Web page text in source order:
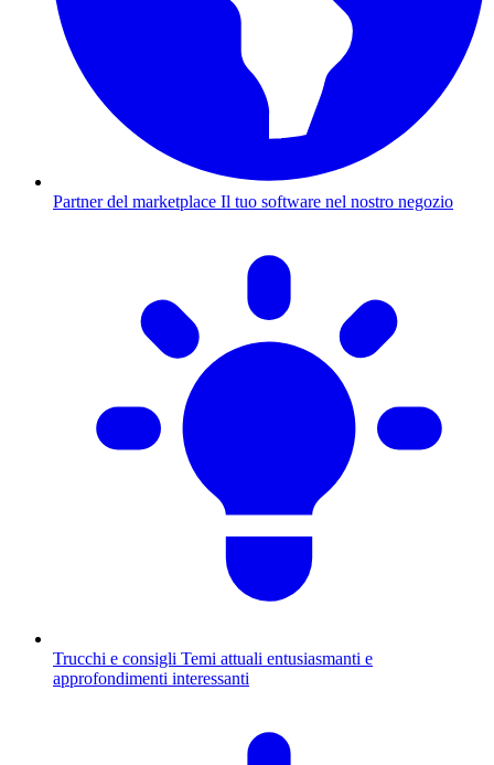
Partner del marketplace Il tuo software nel nostro negozio
Trucchi e consigli Temi attuali entusiasmanti e
approfondimenti interessanti